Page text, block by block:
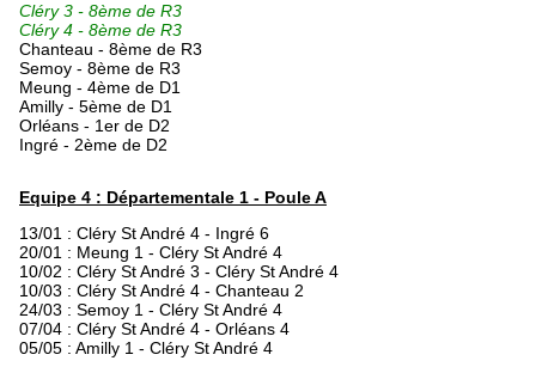
Cléry 3 - 8ème de R3
Cléry 4 - 8ème de R3
Chanteau - 8ème de R3
Semoy - 8ème de R3
Meung - 4ème de D1
Amilly - 5ème de D1
Orléans - 1er de D2
Ingré - 2ème de D2
Equipe 4 : Départementale 1 - Poule A
13/01 : Cléry St André 4 - Ingré 6
20/01 : Meung 1 - Cléry St André 4
10/02 : Cléry St André 3 - Cléry St André 4
10/03 : Cléry St André 4 - Chanteau 2
24/03 : Semoy 1 - Cléry St André 4
07/04 : Cléry St André 4 - Orléans 4
05/05 : Amilly 1 - Cléry St André 4